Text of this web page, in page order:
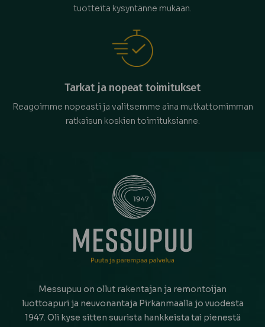
tuotteita kysyntänne mukaan.
Tarkat ja nopeat toimitukset
Reagoimme nopeasti ja valitsemme aina mutkattomimman
ratkaisun koskien toimituksianne.
Messupuu on ollut rakentajan ja remontoijan
luottoapuri ja neuvonantaja Pirkanmaalla jo vuodesta
1947. Oli kyse sitten suurista hankkeista tai pienestä